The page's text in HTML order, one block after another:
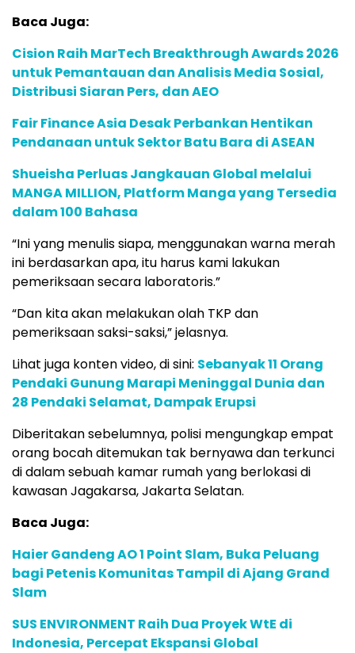
Baca Juga:
Cision Raih MarTech Breakthrough Awards 2026
untuk Pemantauan dan Analisis Media Sosial,
Distribusi Siaran Pers, dan AEO
Fair Finance Asia Desak Perbankan Hentikan
Pendanaan untuk Sektor Batu Bara di ASEAN
Shueisha Perluas Jangkauan Global melalui
MANGA MILLION, Platform Manga yang Tersedia
dalam 100 Bahasa
“Ini yang menulis siapa, menggunakan warna merah
ini berdasarkan apa, itu harus kami lakukan
pemeriksaan secara laboratoris.”
“Dan kita akan melakukan olah TKP dan
pemeriksaan saksi-saksi,” jelasnya.
Lihat juga konten video, di sini: Sebanyak 11 Orang
Pendaki Gunung Marapi Meninggal Dunia dan
28 Pendaki Selamat, Dampak Erupsi
Diberitakan sebelumnya, polisi mengungkap empat
orang bocah ditemukan tak bernyawa dan terkunci
di dalam sebuah kamar rumah yang berlokasi di
kawasan Jagakarsa, Jakarta Selatan.
Baca Juga:
Haier Gandeng AO 1 Point Slam, Buka Peluang
bagi Petenis Komunitas Tampil di Ajang Grand
Slam
SUS ENVIRONMENT Raih Dua Proyek WtE di
Indonesia, Percepat Ekspansi Global